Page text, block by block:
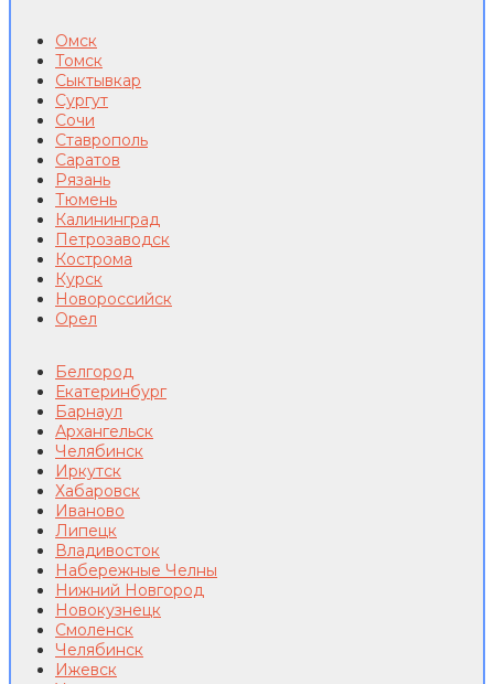
Омск
Томск
Сыктывкар
Сургут
Сочи
Ставрополь
Саратов
Рязань
Тюмень
Калининград
Петрозаводск
Кострома
Курск
Новороссийск
Орел
Белгород
Екатеринбург
Барнаул
Архангельск
Челябинск
Иркутск
Хабаровск
Иваново
Липецк
Владивосток
Набережные Челны
Нижний Новгород
Новокузнецк
Смоленск
Челябинск
Ижевск